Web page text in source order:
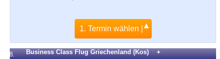
1. Termin wählen |
8.
Business Class Flug Griechenland (Kos) +